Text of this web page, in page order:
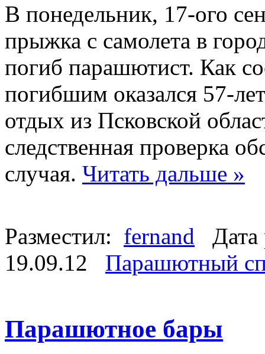
В понедельник, 17-ого
прыжка с самолета в
погиб парашютист. Как
погибшим оказался 57-
отдых из Псковской
следственная проверка
случая. Читать дальше »
Разместил: fernand Дата
19.09.12 Парашютный
Парашютное бары